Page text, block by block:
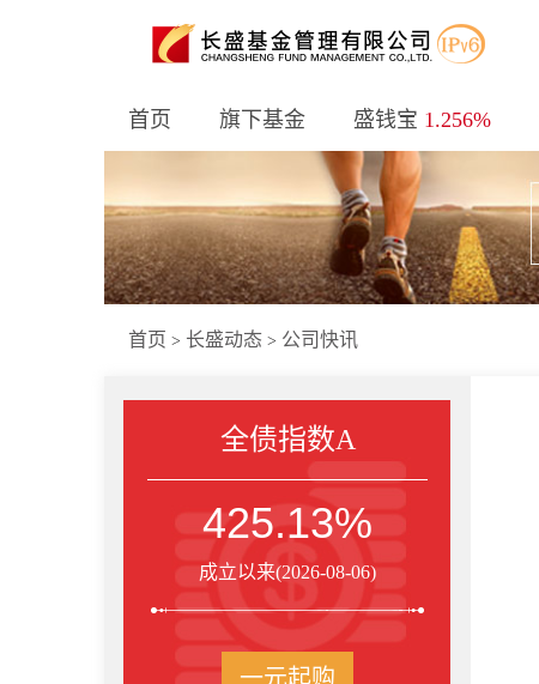
首页 旗下基金 盛钱宝 1.256%
首页 > 长盛动态 > 公司快讯
全债指数A
425.13%
成立以来(2026-08-06)
一元起购